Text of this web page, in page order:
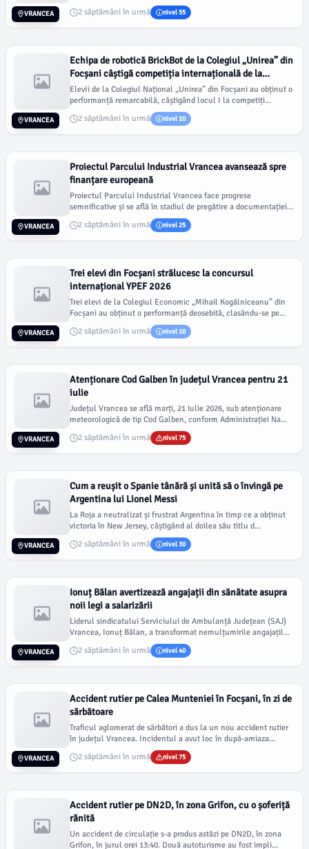
2 săptămâni în urmă
nivel 55
VRANCEA
Echipa de robotică BrickBot de la Colegiul „Unirea” din
Focșani câștigă competiția internațională de la
Timișoara
Elevii de la Colegiul Național „Unirea” din Focșani au obținut o
performanță remarcabilă, câștigând locul I la competiți...
2 săptămâni în urmă
nivel 10
VRANCEA
Proiectul Parcului Industrial Vrancea avansează spre
finanțare europeană
Proiectul Parcului Industrial Vrancea face progrese
semnificative și se află în stadiul de pregătire a documentației
2 săptămâni în urmă nivel 25
VRANCEA
Trei elevi din Focșani strălucesc la concursul
internațional YPEF 2026
Trei elevi de la Colegiul Economic „Mihail Kogălniceanu” din
Focșani au obținut o performanță deosebită, clasându-se pe...
2 săptămâni în urmă
nivel 10
VRANCEA
Atenționare Cod Galben în județul Vrancea pentru 21
iulie
Județul Vrancea se află marți, 21 iulie 2026, sub atenționare
meteorologică de tip Cod Galben, conform Administrației Na...
2 săptămâni în urmă
nivel 75
VRANCEA
Cum a reușit o Spanie tânără și unită să o învingă pe
Argentina lui Lionel Messi
La Roja a neutralizat și frustrat Argentina în timp ce a obținut
victoria în New Jersey, câștigând al doilea său titlu d...
2 săptămâni în urmă
nivel 30
VRANCEA
Ionuț Bălan avertizează angajații din sănătate asupra
noii legi a salarizării
Liderul sindicatului Serviciului de Ambulanță Județean (SAJ)
Vrancea, Ionuț Bălan, a transformat nemulțumirile angajațil...
2 săptămâni în urmă
nivel 40
VRANCEA
Accident rutier pe Calea Munteniei în Focșani, în zi de
sărbătoare
Traficul aglomerat de sărbători a dus la un nou accident rutier
în județul Vrancea. Incidentul a avut loc în după-amiaza...
2 săptămâni în urmă
nivel 75
VRANCEA
Accident rutier pe DN2D, în zona Grifon, cu o șoferiță
rănită
Un accident de circulație s-a produs astăzi pe DN2D, în zona
Grifon, în jurul orei 13:40. Două autoturisme au fost impli...